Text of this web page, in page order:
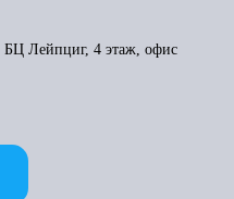
БЦ Лейпциг, 4 этаж, офис